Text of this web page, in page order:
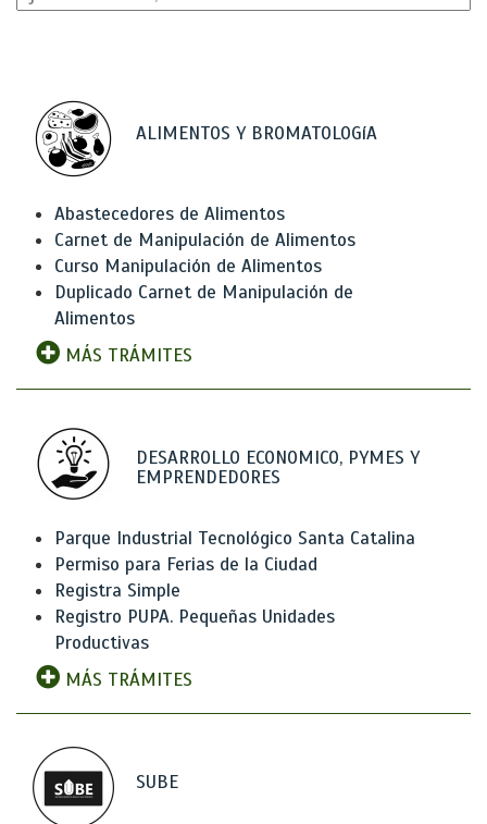
ALIMENTOS Y BROMATOLOGíA
Abastecedores de Alimentos
Carnet de Manipulación de Alimentos
Curso Manipulación de Alimentos
Duplicado Carnet de Manipulación de
Alimentos
MÁS TRÁMITES
DESARROLLO ECONOMICO, PYMES Y
EMPRENDEDORES
Parque Industrial Tecnológico Santa Catalina
Permiso para Ferias de la Ciudad
Registra Simple
Registro PUPA. Pequeñas Unidades
Productivas
MÁS TRÁMITES
SUBE